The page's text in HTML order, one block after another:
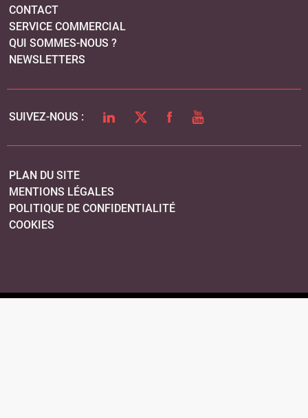
CONTACT
SERVICE COMMERCIAL
QUI SOMMES-NOUS ?
NEWSLETTERS
SUIVEZ-NOUS : LINKEDINTWITTERFACEBOOK
YOUTUBE
PLAN DU SITE
MENTIONS LÉGALES
POLITIQUE DE CONFIDENTIALITÉ
COOKIES